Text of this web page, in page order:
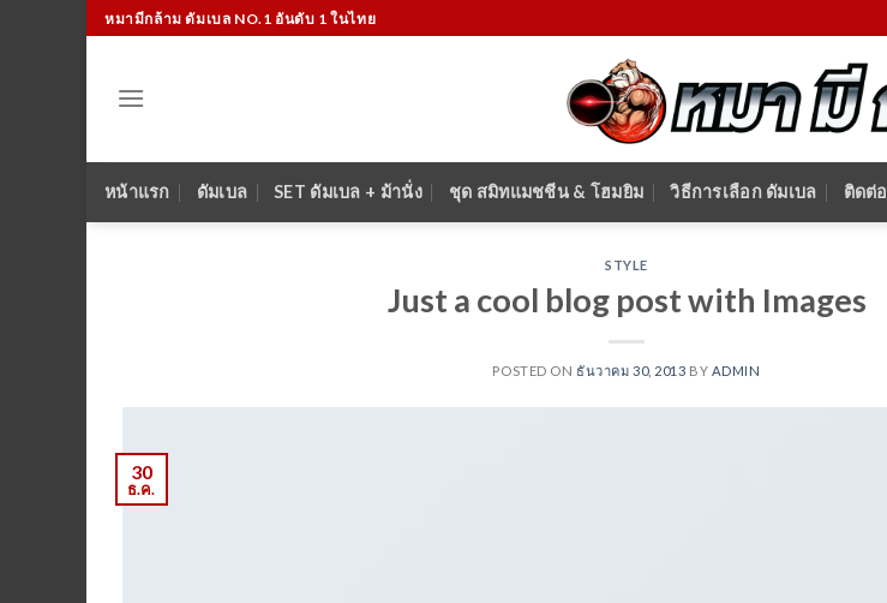
Skip
to
หมามีกล้าม ดัมเบล NO.1 อันดับ 1 ในไทย
หน้าแรก ดัมเบล SET ดัมเบล + ม้านั่ง ชุด สมิทแมชชีน & โฮมยิม วิธีการเลือก ดัมเบล ติดต่อ
STYLE
Just a cool blog post with Images
POSTED ON ธันวาคม 30, 2013 BY ADMIN
30
ธ.ค.